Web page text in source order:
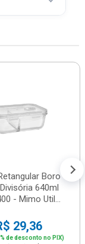
Boro
640ml
- Mimo Util...
29,36
de desconto no PIX)